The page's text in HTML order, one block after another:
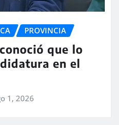
PROVINCIA
que lo
en el
1, 2026